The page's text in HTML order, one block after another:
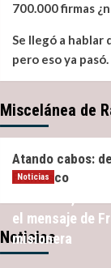
700.000 firmas
Se llegó a hablar
pero eso ya pasó.
Miscelánea de
Miscelánea Noticias
Atando cabos:
Francisco
Noticias
Noticias
el mensaje de
misionera